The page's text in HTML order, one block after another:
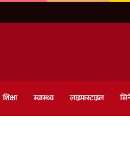
शिक्षा स्वास्थ्य लाइफ़स्टाइल